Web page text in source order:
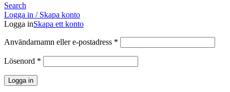
Search
Logga in / Skapa konto
Logga inSkapa ett konto
Användarnamn eller e-postadress *
Lösenord *
Logga in